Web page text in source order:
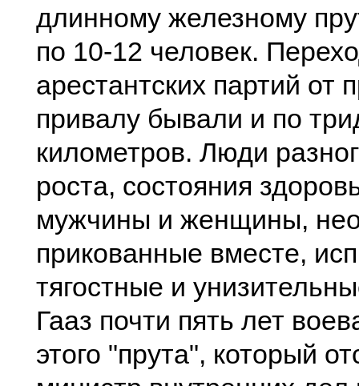
длинному железному
по 10-12 человек.
арестантских партий от
привалу бывали и по
километров. Люди
роста, состояния
мужчины и женщины,
прикованные вместе,
тягостные и
Гааз почти пять лет
этого "прута", который